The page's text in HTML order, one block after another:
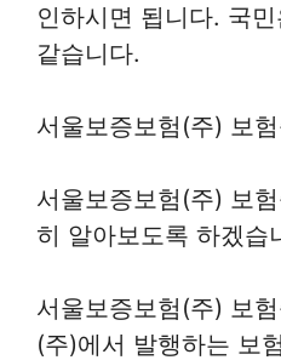
인하시면 됩니다. 국
같습니다.
서울보증보험(주) 보
서울보증보험(주) 보
히 알아보도록 하겠습
서울보증보험(주) 보
(주)에서 발행하는 보